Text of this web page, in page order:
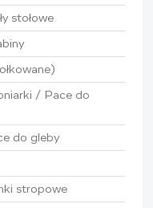
stołowe
/ Pace do
do gleby
stropowe